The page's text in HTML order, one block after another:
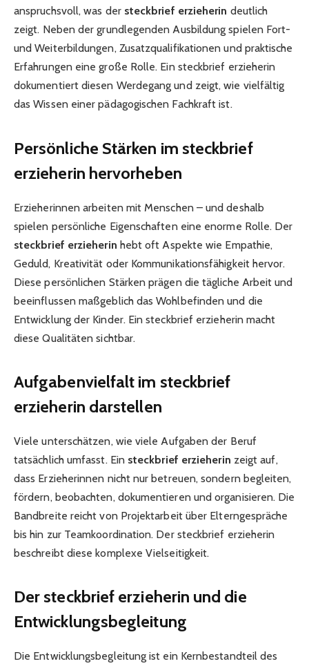
anspruchsvoll, was der steckbrief erzieherin deutlich
zeigt. Neben der grundlegenden Ausbildung spielen Fort-
und Weiterbildungen, Zusatzqualifikationen und praktische
Erfahrungen eine große Rolle. Ein steckbrief erzieherin
dokumentiert diesen Werdegang und zeigt, wie vielfältig
das Wissen einer pädagogischen Fachkraft ist.
Persönliche Stärken im steckbrief
erzieherin hervorheben
Erzieherinnen arbeiten mit Menschen – und deshalb
spielen persönliche Eigenschaften eine enorme Rolle. Der
steckbrief erzieherin hebt oft Aspekte wie Empathie,
Geduld, Kreativität oder Kommunikationsfähigkeit hervor.
Diese persönlichen Stärken prägen die tägliche Arbeit und
beeinflussen maßgeblich das Wohlbefinden und die
Entwicklung der Kinder. Ein steckbrief erzieherin macht
diese Qualitäten sichtbar.
Aufgabenvielfalt im steckbrief
erzieherin darstellen
Viele unterschätzen, wie viele Aufgaben der Beruf
tatsächlich umfasst. Ein steckbrief erzieherin zeigt auf,
dass Erzieherinnen nicht nur betreuen, sondern begleiten,
fördern, beobachten, dokumentieren und organisieren. Die
Bandbreite reicht von Projektarbeit über Elterngespräche
bis hin zur Teamkoordination. Der steckbrief erzieherin
beschreibt diese komplexe Vielseitigkeit.
Der steckbrief erzieherin und die
Entwicklungsbegleitung
Die Entwicklungsbegleitung ist ein Kernbestandteil des